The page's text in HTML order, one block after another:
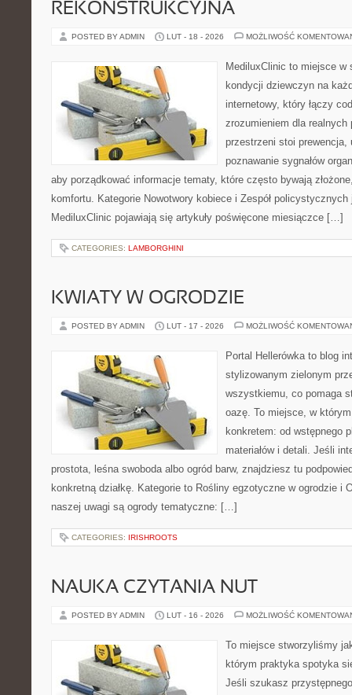
REKONSTRUKCYJNA
POSTED BY ADMIN LUT - 18 - 2026 MOŻLIWOŚĆ
MediluxClinic to miejsce
kondycji dziewczyn na
internetowy, który łączy
zrozumieniem dla
przestrzeni stoi prewencja,
poznawanie sygnałów
aby porządkować informacje tematy, które często bywają
komfortu. Kategorie Nowotwory kobiece i Zespół policystycznych
MediluxClinic pojawiają się artykuły poświęcone miesiączce […]
CATEGORIES: LAMBORGHINI
KWIATY W OGRODZIE
POSTED BY ADMIN LUT - 17 - 2026 MOŻLIWOŚĆ
Portal Hellerówka to blog
stylizowanym zielonym
wszystkiemu, co pomaga
oazę. To miejsce, w
konkretem: od wstępnego
materiałów i detali. Jeśli
prostota, leśna swoboda albo ogród barw, znajdziesz tu
konkretną działkę. Kategorie to Rośliny egzotyczne w ogrodzie i
naszej uwagi są ogrody tematyczne: […]
CATEGORIES: IRISHROOTS
NAUKA CZYTANIA NUT
POSTED BY ADMIN LUT - 16 - 2026 MOŻLIWOŚĆ
To miejsce stworzyliśmy
którym praktyka spotyka
Jeśli szukasz